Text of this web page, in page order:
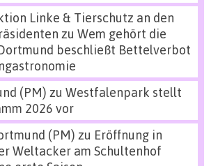
Linke & Tierschutz an den
zu Wem gehört die
beschließt Bettelverbot
(PM) zu Westfalenpark stellt
2026 vor
(PM) zu Eröffnung in
Weltacker am Schultenhof